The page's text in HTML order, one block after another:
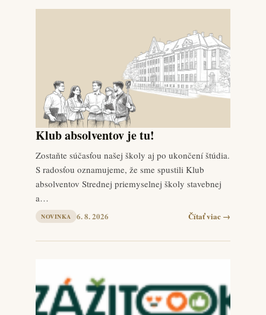
Klub absolventov je tu!
Zostaňte súčasťou našej školy aj po ukončení štúdia.
S radosťou oznamujeme, že sme spustili Klub
absolventov Strednej priemyselnej školy stavebnej
a…
NOVINKA 6. 8. 2026 Čítať viac →